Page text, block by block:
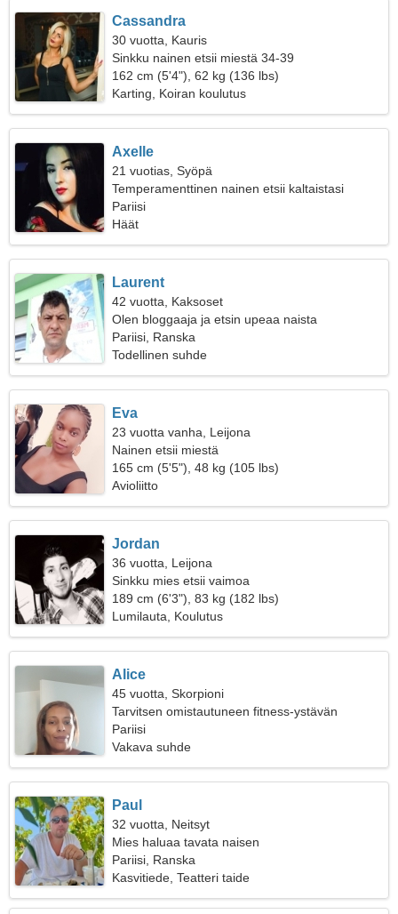
Cassandra
30 vuotta, Kauris
Sinkku nainen etsii miestä 34-39
162 cm (5'4"), 62 kg (136 lbs)
Karting, Koiran koulutus
Axelle
21 vuotias, Syöpä
Temperamenttinen nainen etsii kaltaistasi
Pariisi
Häät
Laurent
42 vuotta, Kaksoset
Olen bloggaaja ja etsin upeaa naista
Pariisi, Ranska
Todellinen suhde
Eva
23 vuotta vanha, Leijona
Nainen etsii miestä
165 cm (5'5"), 48 kg (105 lbs)
Avioliitto
Jordan
36 vuotta, Leijona
Sinkku mies etsii vaimoa
189 cm (6'3"), 83 kg (182 lbs)
Lumilauta, Koulutus
Alice
45 vuotta, Skorpioni
Tarvitsen omistautuneen fitness-ystävän
Pariisi
Vakava suhde
Paul
32 vuotta, Neitsyt
Mies haluaa tavata naisen
Pariisi, Ranska
Kasvitiede, Teatteri taide